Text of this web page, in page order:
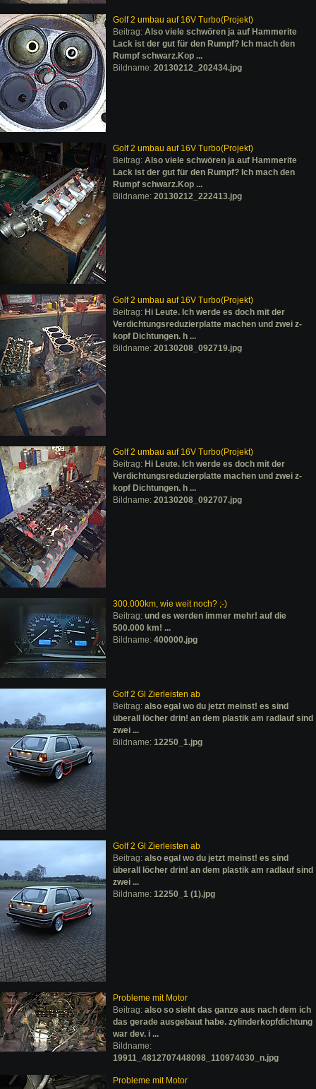
Golf 2 umbau auf 16V Turbo(Projekt)
Beitrag: Also viele schwören ja auf Hammerite
Lack ist der gut für den Rumpf? Ich mach den
Rumpf schwarz.Kop ...
Bildname: 20130212_202434.jpg
Golf 2 umbau auf 16V Turbo(Projekt)
Beitrag: Also viele schwören ja auf Hammerite
Lack ist der gut für den Rumpf? Ich mach den
Rumpf schwarz.Kop ...
Bildname: 20130212_222413.jpg
Golf 2 umbau auf 16V Turbo(Projekt)
Beitrag: Hi Leute. Ich werde es doch mit der
Verdichtungsreduzierplatte machen und zwei z-
kopf Dichtungen. h ...
Bildname: 20130208_092719.jpg
Golf 2 umbau auf 16V Turbo(Projekt)
Beitrag: Hi Leute. Ich werde es doch mit der
Verdichtungsreduzierplatte machen und zwei z-
kopf Dichtungen. h ...
Bildname: 20130208_092707.jpg
300.000km, wie weit noch? ;-)
Beitrag: und es werden immer mehr! auf die
500.000 km! ...
Bildname: 400000.jpg
Golf 2 Gl Zierleisten ab
Beitrag: also egal wo du jetzt meinst! es sind
überall löcher drin! an dem plastik am radlauf sind
zwei ...
Bildname: 12250_1.jpg
Golf 2 Gl Zierleisten ab
Beitrag: also egal wo du jetzt meinst! es sind
überall löcher drin! an dem plastik am radlauf sind
zwei ...
Bildname: 12250_1 (1).jpg
Probleme mit Motor
Beitrag: also so sieht das ganze aus nach dem ich
das gerade ausgebaut habe. zylinderkopfdichtung
war dev. i ...
Bildname:
19911_4812707448098_110974030_n.jpg
Probleme mit Motor